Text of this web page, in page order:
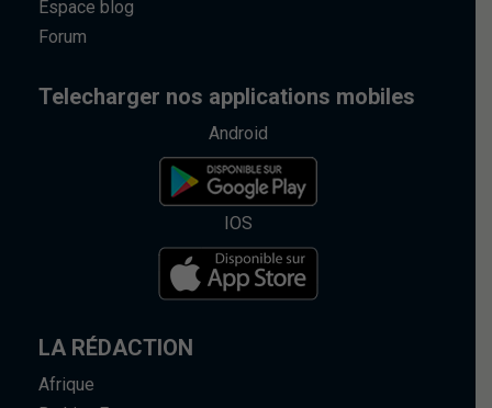
Espace blog
Forum
Telecharger nos applications mobiles
Android
IOS
LA RÉDACTION
Afrique